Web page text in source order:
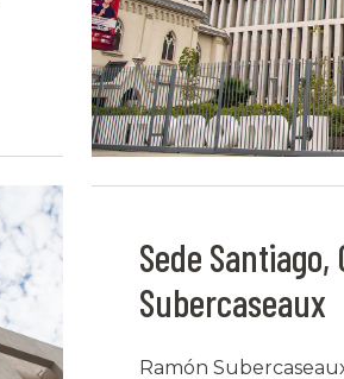
Sede
Subercaseaux
Ramón